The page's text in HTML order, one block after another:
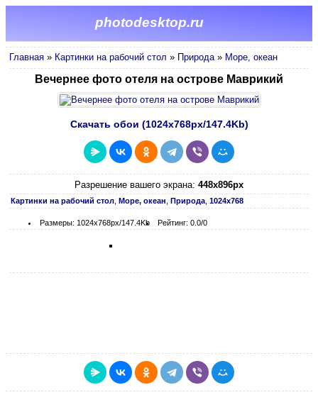
photodesktop.ru
Главная » Картинки на рабочий стол » Природа» Море, океан
Вечернее фото отеля на острове Маврикий
Скачать обои (1024х768px/147.4Kb)
Разрешение вашего экрана: 448x896px
Картинки на рабочий стол Море, океан Природа 1024х768
Размеры: 1024х768px/147.4Kb Рейтинг: 0.0/0